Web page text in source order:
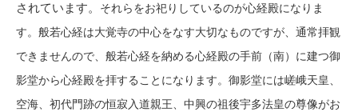
されています。 それらをお祀りしているのが心経殿になりま
す。般若心経は大覚寺の中心をなす大切なものですが、 通常拝観
できませんので、般若心経を納める心経殿の手前（南）に建つ御
影堂から心経殿を拝することになります。御影堂には嵯峨天皇、
空海、初代門跡の恒寂入道親王、中興の祖後宇多法皇の尊像がお